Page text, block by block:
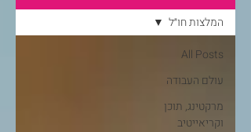
All Posts
עולם העבודה
מרקטינג, תוכן
וקריאייטיב
המלצות חו״ל